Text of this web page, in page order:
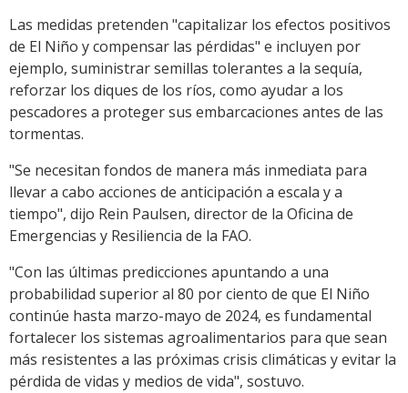
Las medidas pretenden "capitalizar los efectos positivos
de El Niño y compensar las pérdidas" e incluyen por
ejemplo, suministrar semillas tolerantes a la sequía,
reforzar los diques de los ríos, como ayudar a los
pescadores a proteger sus embarcaciones antes de las
tormentas.
"Se necesitan fondos de manera más inmediata para
llevar a cabo acciones de anticipación a escala y a
tiempo", dijo Rein Paulsen, director de la Oficina de
Emergencias y Resiliencia de la FAO.
"Con las últimas predicciones apuntando a una
probabilidad superior al 80 por ciento de que El Niño
continúe hasta marzo-mayo de 2024, es fundamental
fortalecer los sistemas agroalimentarios para que sean
más resistentes a las próximas crisis climáticas y evitar la
pérdida de vidas y medios de vida", sostuvo.